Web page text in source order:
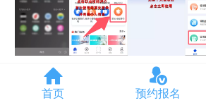
首页 预约报名